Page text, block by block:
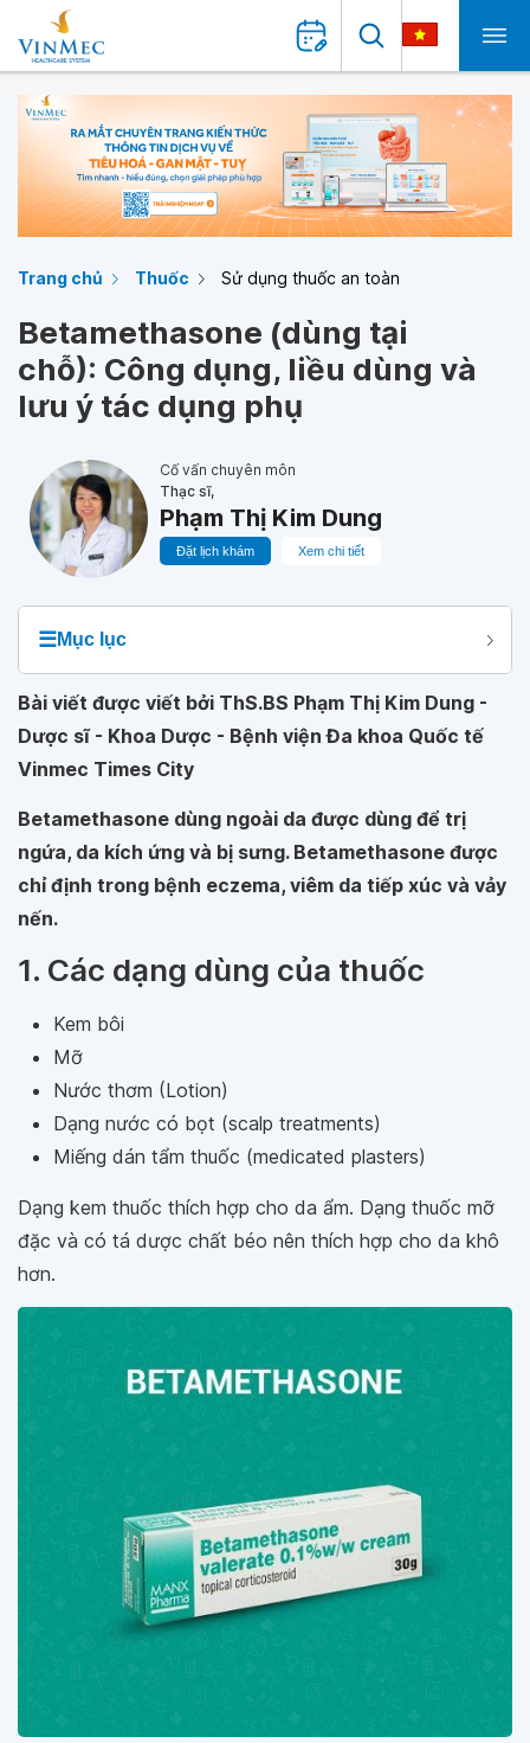
Trang chủ Thuốc Sử dụng thuốc an toàn
Betamethasone (dùng tại
chỗ): Công dụng, liều dùng và
lưu ý tác dụng phụ
Cố vấn chuyên môn
Thạc sĩ,
Phạm Thị Kim Dung
Đặt lịch khám Xem chi tiết
☰Mục lục
Bài viết được viết bởi ThS.BS Phạm Thị Kim Dung -
Dược sĩ - Khoa Dược - Bệnh viện Đa khoa Quốc tế
Vinmec Times City
Betamethasone dùng ngoài da được dùng để trị
ngứa, da kích ứng và bị sưng. Betamethasone được
chỉ định trong bệnh eczema, viêm da tiếp xúc và vảy
nến.
1. Các dạng dùng của thuốc
Kem bôi
Mỡ
Nước thơm (Lotion)
Dạng nước có bọt (scalp treatments)
Miếng dán tẩm thuốc (medicated plasters)
Dạng kem thuốc thích hợp cho da ẩm. Dạng thuốc mỡ
đặc và có tá dược chất béo nên thích hợp cho da khô
hơn.